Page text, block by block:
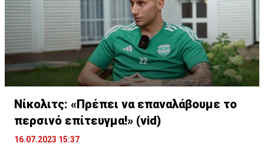
Νίκολιτς: «Πρέπει να επαναλάβουμε το
περσινό επίτευγμα!» (vid)
16.07.2023 15:37